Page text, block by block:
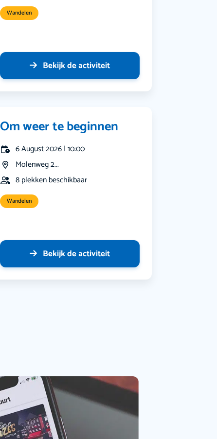
Wandelen
Bekijk de activiteit
Om weer te beginnen
6 August 2026 | 10:00
Molenweg 2...
8 plekken beschikbaar
Wandelen
Bekijk de activiteit